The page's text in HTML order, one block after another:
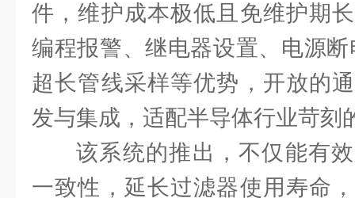
件，维护成本极低且免维护期
编程报警、继电器设置、电源
超长管线采样等优势，开放的
发与集成，适配半导体行业苛刻
该系统的推出，不仅能有
一致性，延长过滤器使用寿命